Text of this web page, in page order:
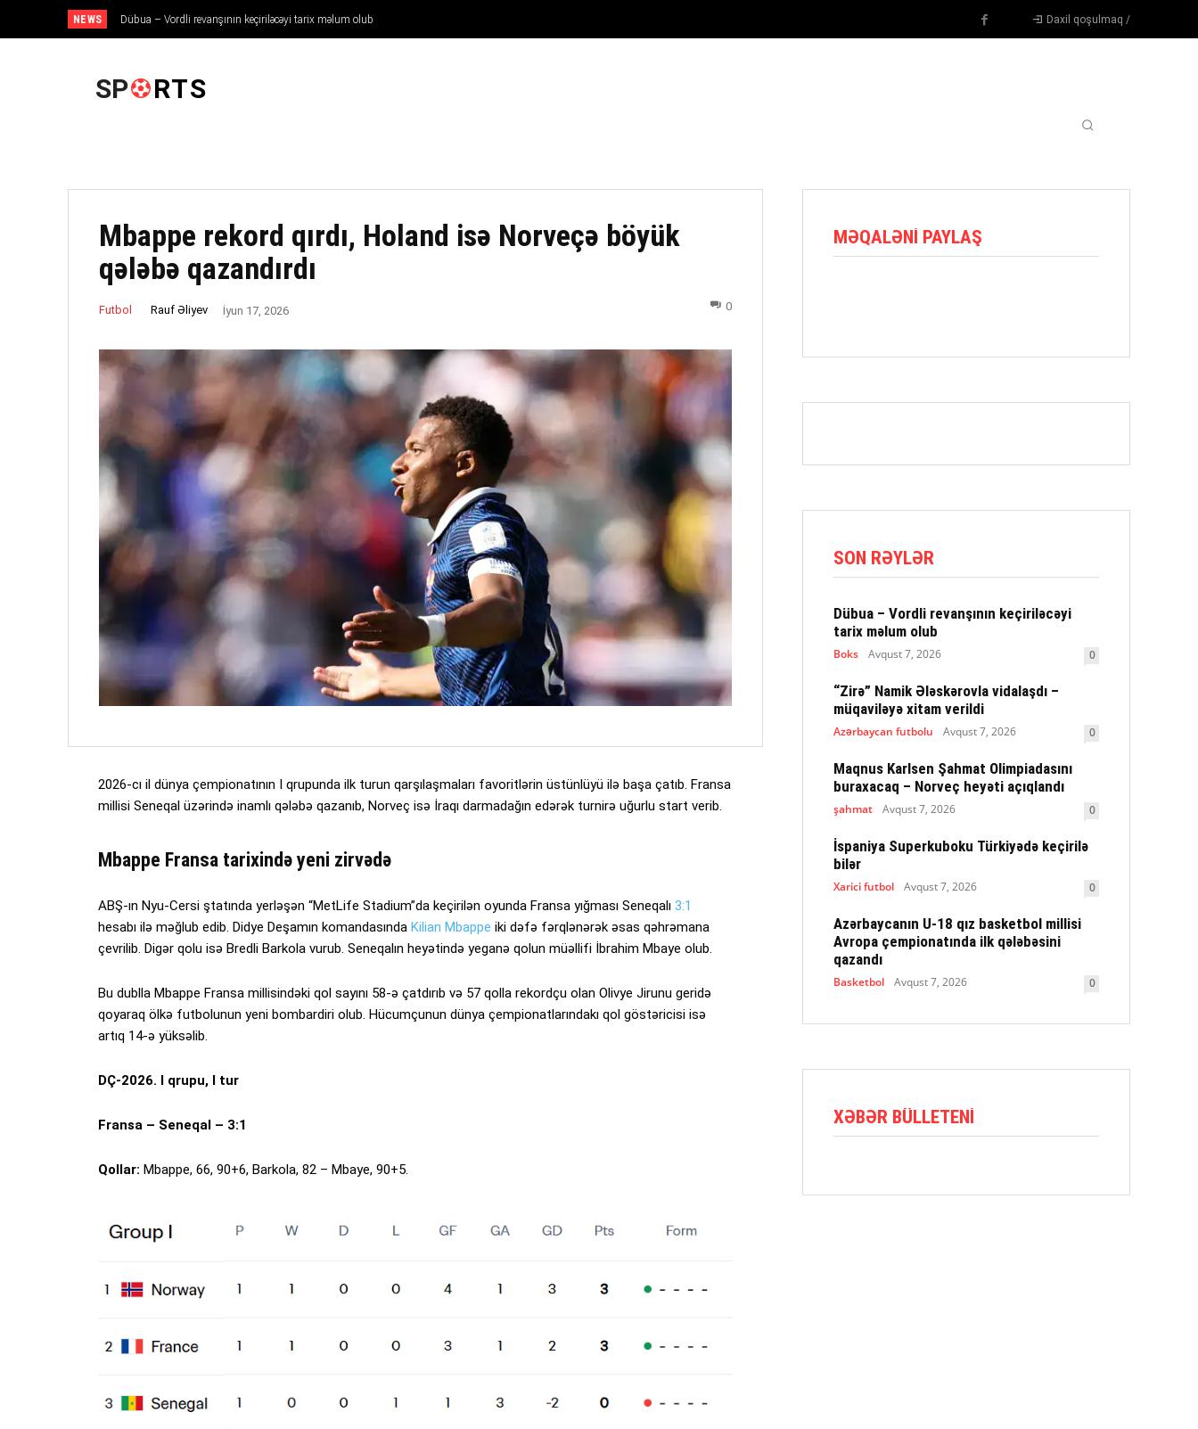
NEWS Dübua – Vordli revanşının keçiriləcəyi tarix məlum olub Daxil qoşulmaq /
SP RTS
Mbappe rekord qırdı, Holand isə Norveçə böyük
qələbə qazandırdı
Futbol Rauf Əliyev İyun 17, 2026 0
2026-cı il dünya çempionatının I qrupunda ilk turun qarşılaşmaları favoritlərin üstünlüyü ilə başa çatıb. Fransa
millisi Seneqal üzərində inamlı qələbə qazanıb, Norveç isə İraqı darmadağın edərək turnirə uğurlu start verib.
Mbappe Fransa tarixində yeni zirvədə
ABŞ-ın Nyu-Cersi ştatında yerləşən “MetLife Stadium”da keçirilən oyunda Fransa yığması Seneqalı 3:1
hesabı ilə məğlub edib. Didye Deşamın komandasında Kilian Mbappe iki dəfə fərqlənərək əsas qəhrəmana
çevrilib. Digər qolu isə Bredli Barkola vurub. Seneqalın heyətində yeganə qolun müəllifi İbrahim Mbaye olub.
Bu dublla Mbappe Fransa millisindəki qol sayını 58-ə çatdırıb və 57 qolla rekordçu olan Olivye Jirunu geridə
qoyaraq ölkə futbolunun yeni bombardiri olub. Hücumçunun dünya çempionatlarındakı qol göstəricisi isə
artıq 14-ə yüksəlib.
DÇ-2026. I qrupu, I tur
Fransa – Seneqal – 3:1
Qollar: Mbappe, 66, 90+6, Barkola, 82 – Mbaye, 90+5.
MƏQALƏNI PAYLAŞ
SON RƏYLƏR
Dübua – Vordli revanşının keçiriləcəyi
tarix məlum olub
Boks Avqust 7, 2026 0
“Zirə” Namik Ələskərovla vidalaşdı –
müqaviləyə xitam verildi
Azərbaycan futbolu Avqust 7, 2026 0
Maqnus Karlsen Şahmat Olimpiadasını
buraxacaq – Norveç heyəti açıqlandı
şahmat Avqust 7, 2026 0
İspaniya Superkuboku Türkiyədə keçirilə
bilər
Xarici futbol Avqust 7, 2026 0
Azərbaycanın U-18 qız basketbol millisi
Avropa çempionatında ilk qələbəsini
qazandı
Basketbol Avqust 7, 2026 0
XƏBƏR BÜLLETENI